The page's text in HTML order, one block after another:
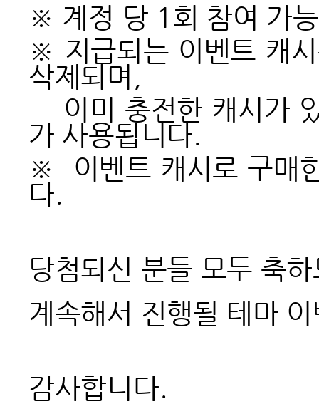
※ 계정 당 1회 참여 가
※ 지급되는 이벤트 캐
삭제되며,
이미 충전한 캐시가
가 사용됩니다.
※ 이벤트 캐시로 구매
다.
당첨되신 분들 모두 축
계속해서 진행될 테마
감사합니다.